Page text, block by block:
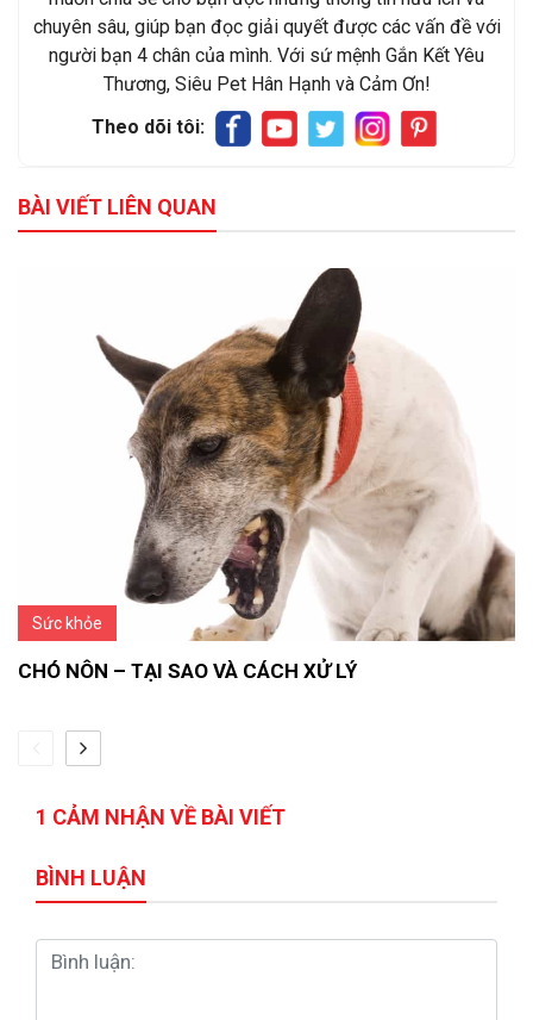
chuyên sâu, giúp bạn đọc giải quyết được các vấn đề với
người bạn 4 chân của mình. Với sứ mệnh Gắn Kết Yêu
Thương, Siêu Pet Hân Hạnh và Cảm Ơn!
Theo dõi tôi:
BÀI VIẾT LIÊN QUAN
Sức khỏe
CHÓ NÔN – TẠI SAO VÀ CÁCH XỬ LÝ
1 CẢM NHẬN VỀ BÀI VIẾT
BÌNH LUẬN